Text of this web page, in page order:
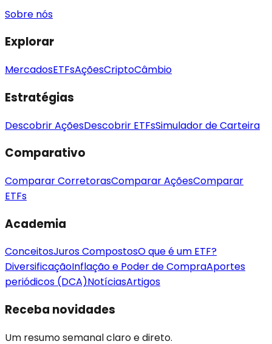
Sobre nós
Explorar
MercadosETFsAçõesCriptoCâmbio
Estratégias
Descobrir AçõesDescobrir ETFsSimulador de Carteira
Comparativo
Comparar CorretorasComparar AçõesComparar
ETFs
Academia
ConceitosJuros CompostosO que é um ETF?
DiversificaçãoInflação e Poder de CompraAportes
periódicos (DCA)NotíciasArtigos
Receba novidades
Um resumo semanal claro e direto.